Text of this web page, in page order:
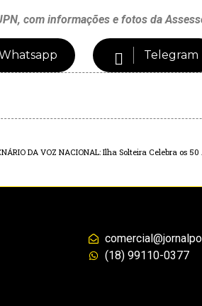
com informações e fotos da
Telegram
(18) 99110-0377